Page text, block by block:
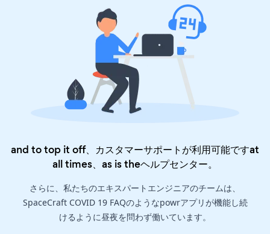
and to top it off、カスタマーサポートが利用可能ですat
all times、as is theヘルプセンター。
さらに、私たちのエキスパートエンジニアのチームは、
SpaceCraft COVID 19 FAQのようなpowrアプリが機能し続
けるように昼夜を問わず働いています。